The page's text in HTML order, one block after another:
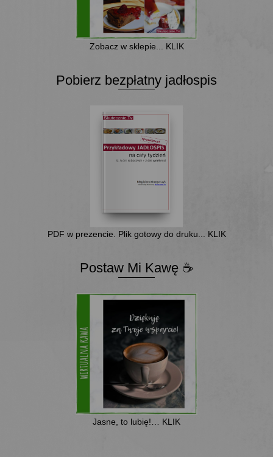
Zobacz w sklepie... KLIK
Pobierz bezpłatny jadłospis
PDF w prezencie. Plik gotowy do druku... KLIK
Postaw Mi Kawę ☕
Jasne, to lubię!… KLIK